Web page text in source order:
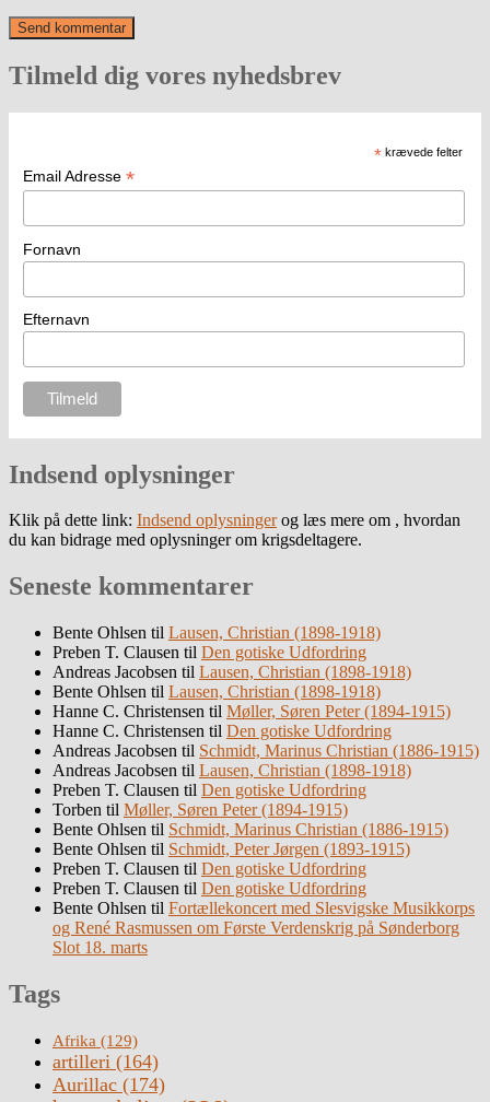
Tilmeld dig vores nyhedsbrev
* krævede felter
Email Adresse *
Fornavn
Efternavn
Indsend oplysninger
Klik på dette link: Indsend oplysningerog læs mere om , hvordan
du kan bidrage med oplysninger om krigsdeltagere.
Seneste kommentarer
Bente Ohlsen til Lausen, Christian (1898-1918)
Preben T. Clausen til Den gotiske Udfordring
Andreas Jacobsen til Lausen, Christian (1898-1918)
Bente Ohlsen til Lausen, Christian (1898-1918)
Hanne C. Christensen til Møller, Søren Peter (1894-1915)
Hanne C. Christensen til Den gotiske Udfordring
Andreas Jacobsen til Schmidt, Marinus Christian (1886-1915)
Andreas Jacobsen til Lausen, Christian (1898-1918)
Preben T. Clausen til Den gotiske Udfordring
Torben til Møller, Søren Peter (1894-1915)
Bente Ohlsen til Schmidt, Marinus Christian (1886-1915)
Bente Ohlsen til Schmidt, Peter Jørgen (1893-1915)
Preben T. Clausen til Den gotiske Udfordring
Preben T. Clausen til Den gotiske Udfordring
Bente Ohlsen til Fortællekoncert med Slesvigske Musikkorps
og René Rasmussen om Første Verdenskrig på Sønderborg
Slot 18. marts
Tags
Afrika (129)
artilleri (164)
Aurillac (174)